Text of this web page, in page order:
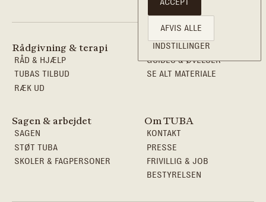
Rådgivning & terapi
RÅD & HJÆLP
TUBAS TILBUD
RÆK UD
Viden & redskaber
GUIDES & ØVELSER
SE ALT MATERIALE
Sagen & arbejdet
SAGEN
STØT TUBA
SKOLER & FAGPERSONER
Om TUBA
KONTAKT
PRESSE
FRIVILLIG & JOB
BESTYRELSEN
AFVIS ALLE
INDSTILLINGER